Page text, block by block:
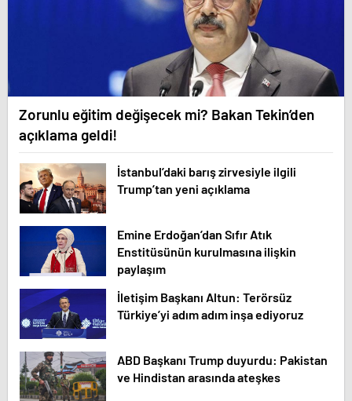
Zorunlu eğitim değişecek mi? Bakan Tekin’den
açıklama geldi!
İstanbul’daki barış zirvesiyle ilgili
Trump’tan yeni açıklama
Emine Erdoğan’dan Sıfır Atık
Enstitüsünün kurulmasına ilişkin
paylaşım
İletişim Başkanı Altun: Terörsüz
Türkiye’yi adım adım inşa ediyoruz
ABD Başkanı Trump duyurdu: Pakistan
ve Hindistan arasında ateşkes